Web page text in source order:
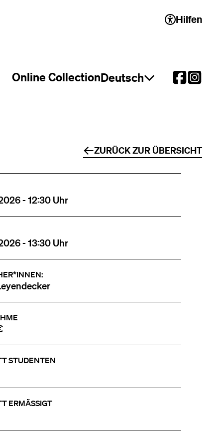
Hilfen
Online CollectionSprachauswahl öffnen
Deutsch
ZURÜCK ZUR ÜBERSICHT
- 12:30 Uhr
- 13:30 Uhr
STUDENTEN
ERMÄSSIGT